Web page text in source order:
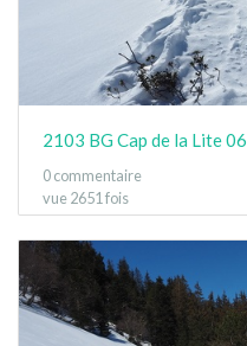
2103 BG Cap de la Lite 06
0 commentaire
vue 2651 fois